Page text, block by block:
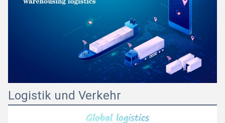
Logistik und Verkehr